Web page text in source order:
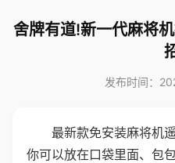
舍牌有道!新一代麻将
发布时间：
最新款免安装麻将机
你可以放在口袋里面、包